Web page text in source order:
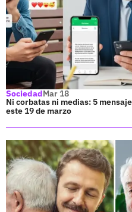
SociedadMar 18
Ni corbatas ni medias: 5
este 19 de marzo